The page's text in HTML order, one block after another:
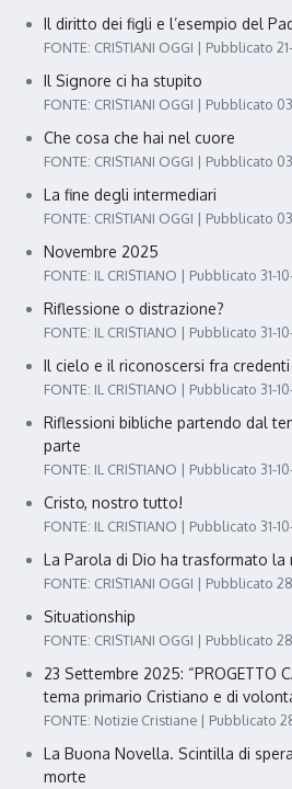
Il diritto dei figli e l’esempio del
FONTE: CRISTIANI OGGI Pubblicato
Il Signore ci ha stupito
FONTE: CRISTIANI OGGI Pubblicato
Che cosa che hai nel cuore
FONTE: CRISTIANI OGGI Pubblicato
La fine degli intermediari
FONTE: CRISTIANI OGGI Pubblicato
Novembre 2025
FONTE: IL CRISTIANO Pubblicato 31-
Riflessione o distrazione?
FONTE: IL CRISTIANO Pubblicato 31-
Il cielo e il riconoscersi fra credenti
FONTE: IL CRISTIANO Pubblicato 31-
Riflessioni bibliche partendo dal
parte
FONTE: IL CRISTIANO Pubblicato 31-
Cristo, nostro tutto!
FONTE: IL CRISTIANO Pubblicato 31-
La Parola di Dio ha trasformato la
FONTE: CRISTIANI OGGI Pubblicato
Situationship
FONTE: CRISTIANI OGGI Pubblicato
23 Settembre 2025: “PROGETTO
tema primario Cristiano e di
FONTE: Notizie Cristiane Pubblicato
La Buona Novella. Scintilla di
morte